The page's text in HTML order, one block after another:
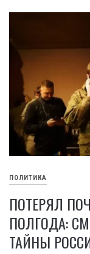
ПОЛИТИКА
ПОТЕРЯЛ
ПОЛГОДА:
ТАЙНЫ